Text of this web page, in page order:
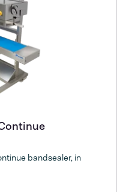
bandsealer, in